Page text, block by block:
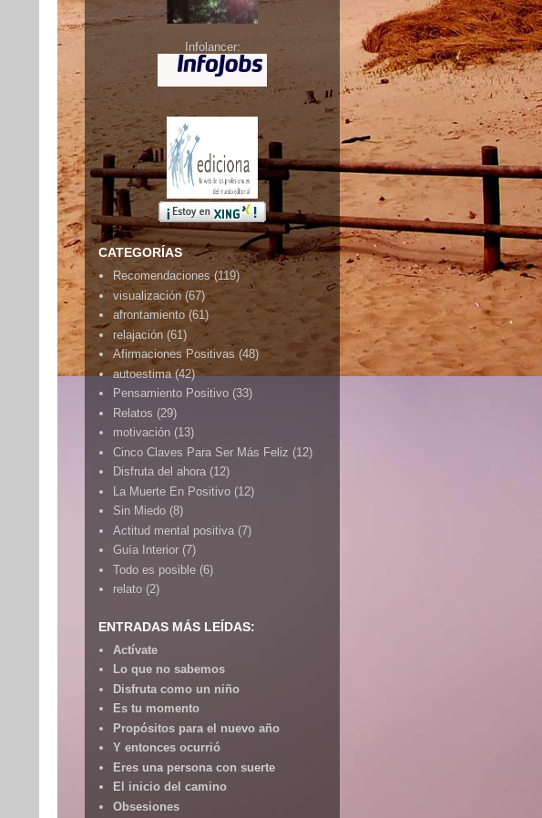
Infolancer:
CATEGORÍAS
Recomendaciones (119)
visualización (67)
afrontamiento (61)
relajación (61)
Afirmaciones Positivas (48)
autoestima (42)
Pensamiento Positivo (33)
Relatos (29)
motivación (13)
Cinco Claves Para Ser Más Feliz (12)
Disfruta del ahora (12)
La Muerte En Positivo (12)
Sin Miedo (8)
Actitud mental positiva (7)
Guía Interior (7)
Todo es posible (6)
relato (2)
ENTRADAS MÁS LEÍDAS:
Actívate
Lo que no sabemos
Disfruta como un niño
Es tu momento
Propósitos para el nuevo año
Y entonces ocurrió
Eres una persona con suerte
El inicio del camino
Obsesiones